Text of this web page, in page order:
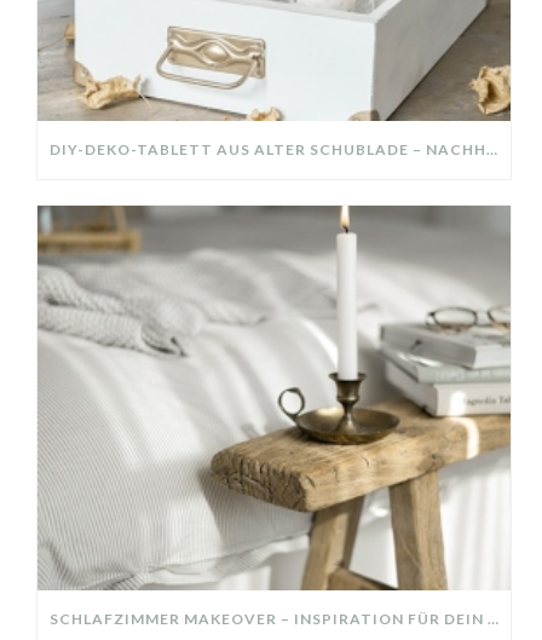
DIY-DEKO-TABLETT AUS ALTER SCHUBLADE – NACHHALTIGE HERBSTDEKO SELBER MACHEN!
SCHLAFZIMMER MAKEOVER – INSPIRATION FÜR DEIN SCHLAFZIMMER: AUS ALT MACH NEU – HELL, GEMÜTLICH UND EINLADEND